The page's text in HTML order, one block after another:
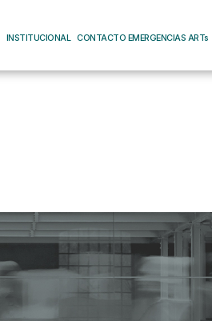
INSTITUCIONAL CONTACTO EMERGENCIAS ARTs